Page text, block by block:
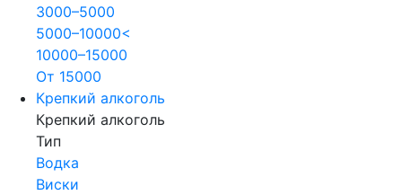
3000–5000
5000–10000<
10000–15000
От 15000
Крепкий алкоголь
Крепкий алкоголь
Тип
Водка
Виски